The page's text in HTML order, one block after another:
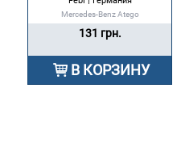
Mercedes-Benz Atego
131 грн.
В КОРЗИНУ